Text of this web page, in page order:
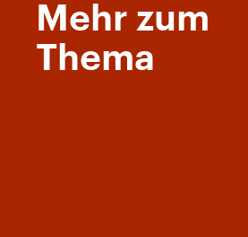
Mehr zum
Thema